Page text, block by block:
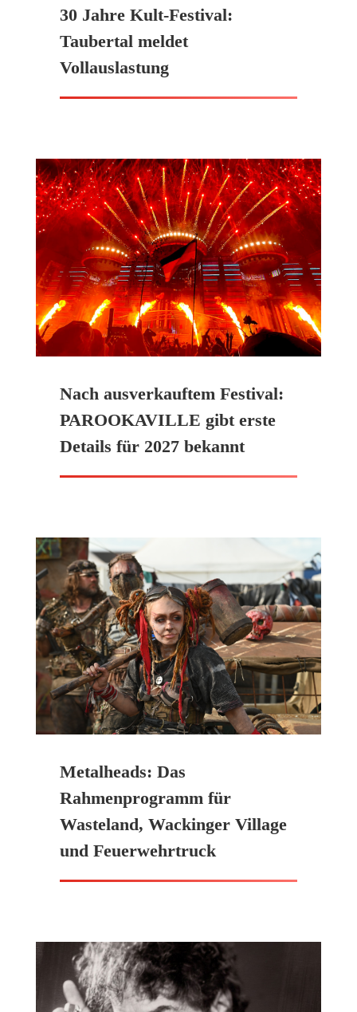
30 Jahre Kult-Festival:
Taubertal meldet
Vollauslastung
Nach ausverkauftem Festival:
PAROOKAVILLE gibt erste
Details für 2027 bekannt
Metalheads: Das
Rahmenprogramm für
Wasteland, Wackinger Village
und Feuerwehrtruck